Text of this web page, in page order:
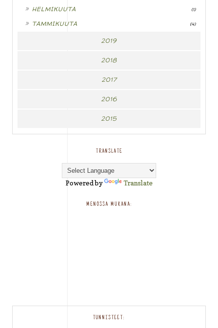
HELMIKUUTA (1)
TAMMIKUUTA (4)
2019
2018
2017
2016
2015
TRANSLATE
Powered by Translate
MENOSSA MUKANA:
TUNNISTEET: